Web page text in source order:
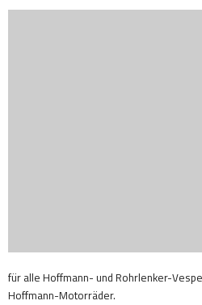
für alle Hoffmann- und Rohrlenker-
Hoffmann-Motorräder.